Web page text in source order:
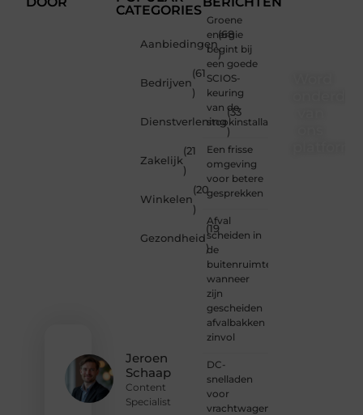
Jeroen
Schaap
Content
Specialist
CATEGORIES
Aanbiedingen
(68
)
Bedrijven
(61
)
Dienstverlening
(33
)
Zakelijk
(21
)
Winkelen
(20
)
Gezondheid
(19
)
Groene
energie
begint bij
een goede
SCIOS-
keuring
van de
stookinstallatie
Een frisse
omgeving
voor betere
gesprekken
Afval
scheiden in
de
buitenruimte:
wanneer
zijn
gescheiden
afvalbakken
zinvol
DC-
snelladen
voor
vrachtwagens